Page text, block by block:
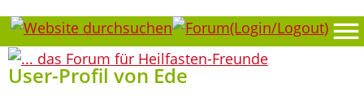
User-Profil von Ede